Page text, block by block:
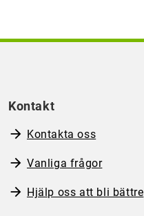
Kontakt
Kontakta oss
Vanliga frågor
Hjälp oss att bli bättre